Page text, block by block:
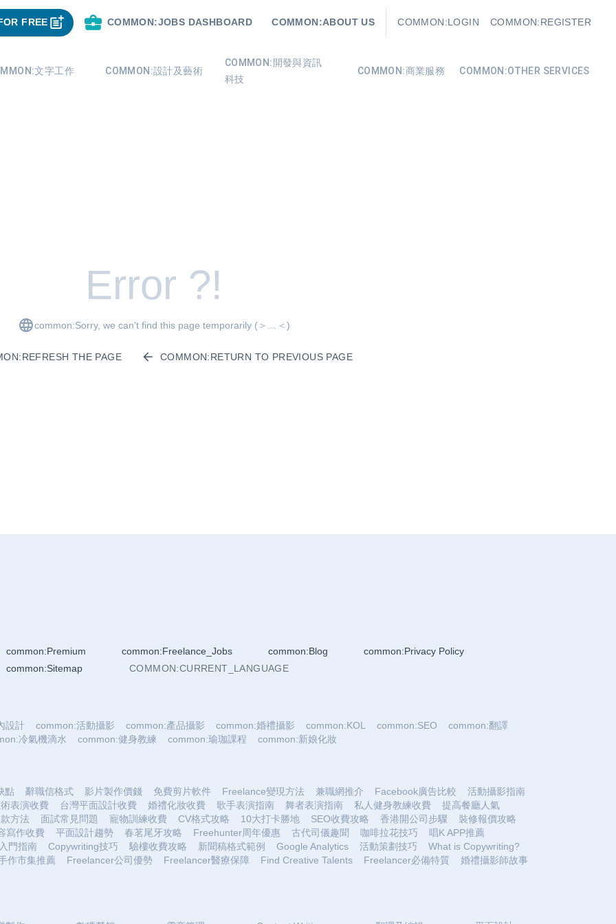
FREE COMMON:JOBS DASHBOARD COMMON:ABOUT US COMMON:LOGIN COMMON:REGISTER
文字工作 COMMON:設計及藝術
COMMON:開發與資訊
科技
COMMON:商業服務 COMMON:OTHER SERVICES
Error ?!
common:Sorry, we can't find this page temporarily (＞﹏＜)
THE PAGE COMMON:RETURN TO PREVIOUS PAGE
common:Premium common:Freelance_Jobs common:Blog
common:Privacy Policy
common:Sitemap
COMMON:CURRENT_LANGUAGE
設計 common:活動攝影 common:產品攝影 common:婚禮攝影 common:KOL common:SEO
common:翻譯
冷氣機滴水
common:健身教練 common:瑜珈課程 common:新娘化妝
點 辭職信格式 影片製作價錢 免費剪片軟件 Freelance變現方法 兼職網推介 Facebook廣告比較
活動攝影指南
表演收費
台灣平面設計收費 婚禮化妝收費 歌手表演指南 舞者表演指南 私人健身教練收費
提高餐廳人氣
方法
面試常見問題 寵物訓練收費 CV格式攻略 10大打卡勝地 SEO收費攻略 香港開公司步驟
裝修報價攻略
寫作收費
平面設計趨勢 春茗尾牙攻略 Freehunter周年優惠 古代司儀趣聞 咖啡拉花技巧
唱K APP推薦
門指南
Copywriting技巧 驗樓收費攻略 新聞稿格式範例 Google Analytics 活動策劃技巧
What is Copywriting?
作市集推薦
Freelancer公司優勢 Freelancer醫療保障 Find Creative Talents Freelancer必備特質 婚禮攝影師故事